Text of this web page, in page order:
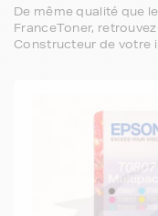
De même qualité que
FranceToner,
Constructeur de votre